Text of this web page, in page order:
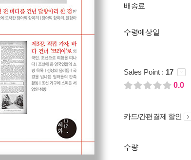
배송료
수령예상일
Sales Point : 17
0.0
카드/간편결제 할인
수량